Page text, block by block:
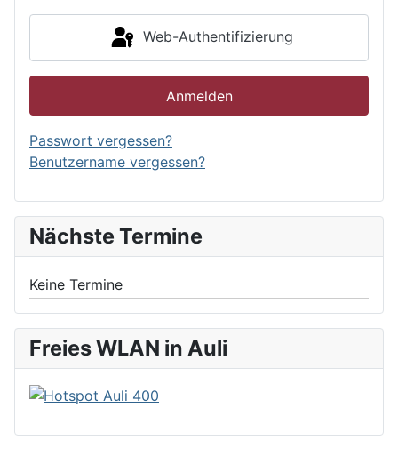
Web-Authentifizierung
Anmelden
Passwort vergessen?
Benutzername vergessen?
Nächste Termine
Keine Termine
Freies WLAN in Auli